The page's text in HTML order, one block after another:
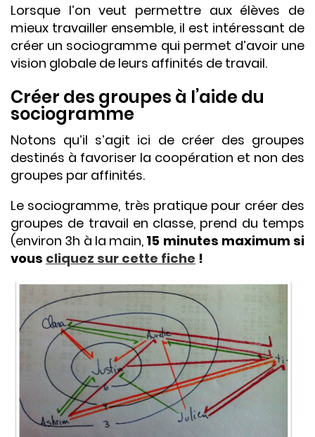
Lorsque l’on veut permettre aux élèves de
mieux travailler ensemble, il est intéressant de
créer un sociogramme qui permet d’avoir une
vision globale de leurs affinités de travail.
Créer des groupes à l’aide du
sociogramme
Notons qu’il s’agit ici de créer des groupes
destinés à favoriser la coopération et non des
groupes par affinités.
Le sociogramme, très pratique pour créer des
groupes de travail en classe, prend du temps
(environ 3h à la main, 15 minutes maximum si
vous cliquez sur cette fiche !